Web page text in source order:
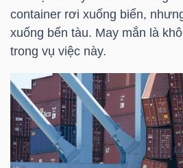
container rơi xuống biển,
xuống bến tàu. May mắn là
trong vụ việc này.
HÀNG
KINH
TẾ